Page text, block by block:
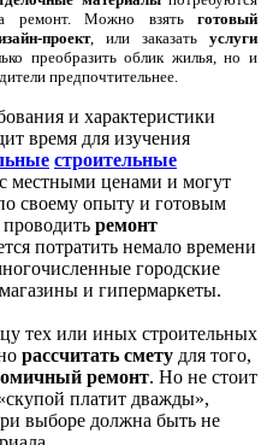
ремонт. Можно взять готовый
проект, или заказать услуги
преобразить облик жилья, но и
предпочтительнее.
и характеристики
время для изучения
строительные
местными ценами и могут
своему опыту и готовым
ремонт
потратить немало времени
городские
и гипермаркеты.
тех или иных строительных
рассчитать смету для того,
ремонт. Но не стоит
платит дважды»,
выборе должна быть не